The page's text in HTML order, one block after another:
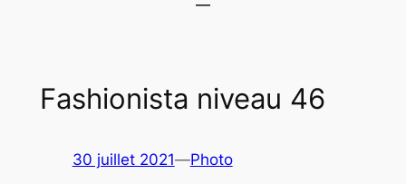
Fashionista niveau 46
30 juillet 2021—Photo